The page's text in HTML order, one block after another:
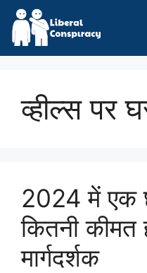
Skip
content
व्हील्स पर
2024 में एक
कितनी कीमत
मार्गदर्शक